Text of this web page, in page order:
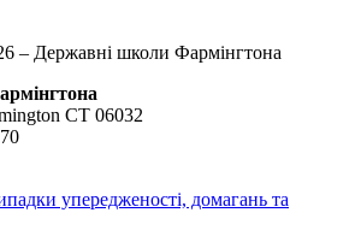
– Державні школи Фармінгтона
CT 06032
упередженості, домагань та